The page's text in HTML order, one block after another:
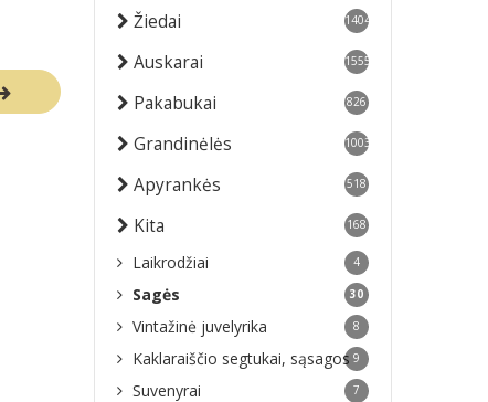
Žiedai 1404
Auskarai 1555
Pakabukai 826
Grandinėlės 1003
Apyrankės 518
Kita 168
Laikrodžiai 4
Sagės 30
Vintažinė juvelyrika 8
Kaklaraiščio segtukai, sąsagos 9
Suvenyrai 7